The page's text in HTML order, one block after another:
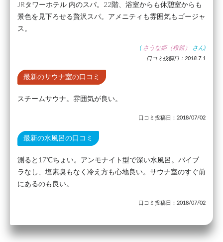
JRタワーホテル 内のスパ。22階、浴室からも休憩室からも
景色を見下ろせる贅沢スパ。アメニティも雰囲気もゴージャ
ス。
( さうな姫（桜餅） さん)
口コミ投稿日：2018.7.1
最新のサウナ室の口コミ
スチームサウナ。雰囲気が良い。
口コミ投稿日：2018/07/02
最新の水風呂の口コミ
測ると17℃ちょい。アンモナイト型で深い水風呂。バイブ
ラなし、塩素臭もなく冷え方も心地良い。サウナ室のすぐ前
にあるのも良い。
口コミ投稿日：2018/07/02